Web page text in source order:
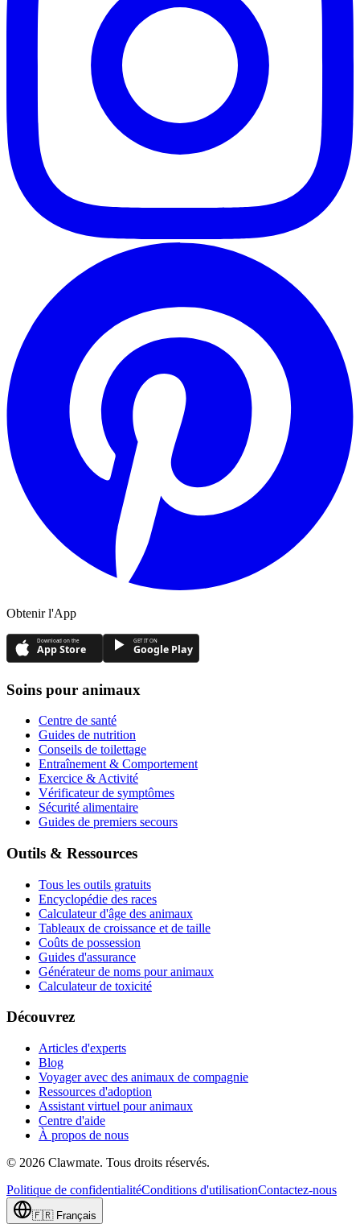
Obtenir l'App
Download on the
App Store
GET IT ON
Google Play
Soins pour animaux
Centre de santé
Guides de nutrition
Conseils de toilettage
Entraînement & Comportement
Exercice & Activité
Vérificateur de symptômes
Sécurité alimentaire
Guides de premiers secours
Outils & Ressources
Tous les outils gratuits
Encyclopédie des races
Calculateur d'âge des animaux
Tableaux de croissance et de taille
Coûts de possession
Guides d'assurance
Générateur de noms pour animaux
Calculateur de toxicité
Découvrez
Articles d'experts
Blog
Voyager avec des animaux de compagnie
Ressources d'adoption
Assistant virtuel pour animaux
Centre d'aide
À propos de nous
© 2026 Clawmate. Tous droits réservés.
Politique de confidentialitéConditions d'utilisationContactez-nous
🇫🇷 Français